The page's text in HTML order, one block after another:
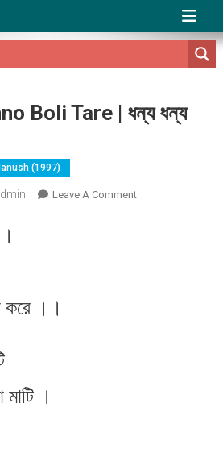
Boli Tare | ধন্য ধন্য
(1997)
Leave A CommentOn
করে ।।
।